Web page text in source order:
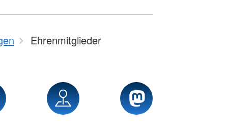
Ehrenmitglieder